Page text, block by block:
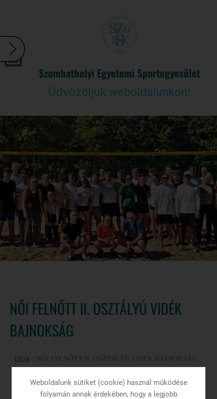
Szombathelyi Egyetemi Sportegyesület
Üdvözöljük weboldalunkon!
NŐI FELNŐTT II. OSZTÁLYÚ VIDÉK
BAJNOKSÁG
Hírek
Weboldalunk sütiket (cookie) használ működése
folyamán annak érdekében, hogy a legjobb